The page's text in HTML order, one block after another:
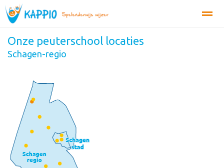
Organisatie Tarieven Inschrijven
Bellen
Onze peuterschool locaties
Schagen-regio